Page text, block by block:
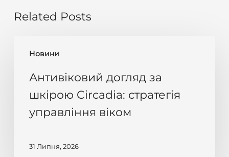
Related Posts
Новини
догляд
Circadia:
стратегія
віком
Антивіковий догляд за
шкірою Circadia: стратегія
управління віком
31 Липня, 2026